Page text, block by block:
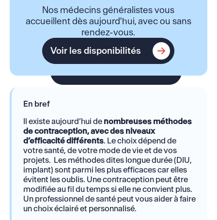
Nos médecins généralistes vous
accueillent dès aujourd'hui, avec ou sans
rendez-vous.
Voir les disponibilités
Voir les disponibilités
En bref
Il existe aujourd’hui de nombreuses méthodes
de contraception, avec des niveaux
d’efficacité différents. Le choix dépend de
votre santé, de votre mode de vie et de vos
projets. Les méthodes dites longue durée (DIU,
implant) sont parmi les plus efficaces car elles
évitent les oublis. Une contraception peut être
modifiée au fil du temps si elle ne convient plus.
Un professionnel de santé peut vous aider à faire
un choix éclairé et personnalisé.